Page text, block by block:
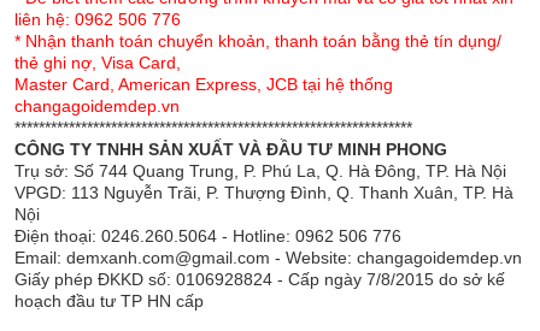
Sản phẩm với chất liệu 100% cotton cao cấp nhập
khẩu mềm mịn, thông thoáng, không gây bí nóng
như các chất liệu vải thông thường khác.
BC23085 sử dụng tông màu xanh nhẹ nhàng phù
hợp với mọi lứa tuổi. Sản phẩm phối màu tổng thể
hài hòa cho một không gian phòng ngủ thật hiện
Bộ chăn ga gối thiết kế theo phong cách trẻ trung,
năng động xong vẫn không kém phần sang trọng
tinh tế.
liên hệ: 0962 506 776
* Nhận thanh toán chuyển khoản, thanh toán bằng thẻ tín dụng/
thẻ ghi nợ, Visa Card,
Master Card, American Express, JCB tại hệ thống
changagoidemdep.vn
******************************************************************
CÔNG TY TNHH SẢN XUẤT VÀ ĐẦU TƯ MINH PHONG
Trụ sở: Số 744 Quang Trung, P. Phú La, Q. Hà Đông, TP. Hà Nội
VPGD: 113 Nguyễn Trãi, P. Thượng Đình, Q. Thanh Xuân, TP. Hà
Nội
Điện thoại: 0246.260.5064 - Hotline: 0962 506 776
Email: demxanh.com@gmail.com - Website: changagoidemdep.vn
Giấy phép ĐKKD số: 0106928824 - Cấp ngày 7/8/2015 do sở kế
hoạch đầu tư TP HN cấp